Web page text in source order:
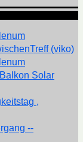
(viko)
Solar
,
--